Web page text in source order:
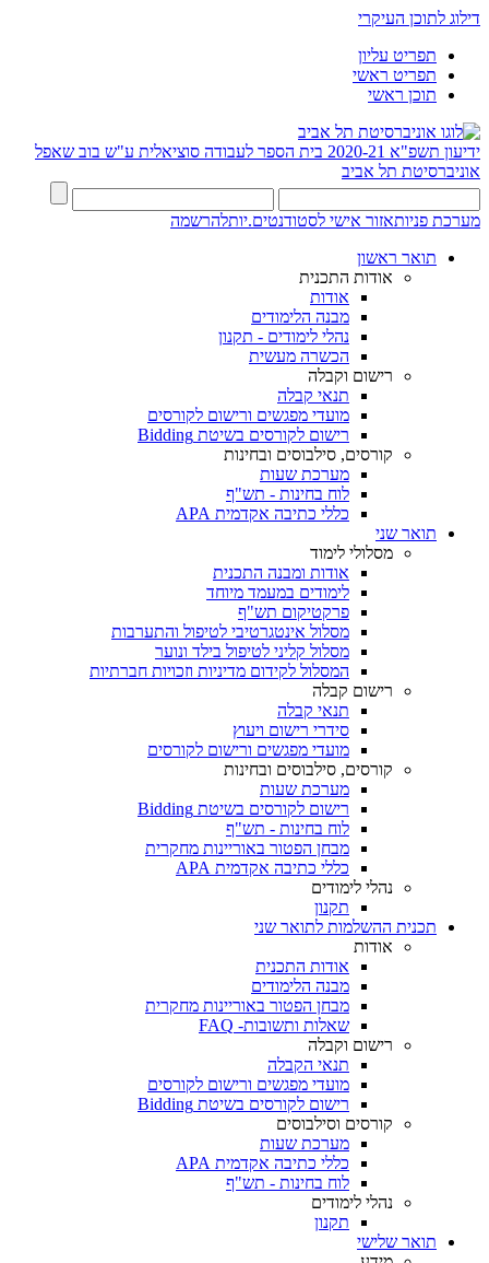
דילוג לתוכן העיקרי
תפריט עליון
תפריט ראשי
תוכן ראשי
ידיעון תשפ"א 2020-21
בית הספר לעבודה סוציאלית ע"ש בוב שאפל
אוניברסיטת תל אביב
מערכת פניותאזור אישי לסטודנטים.יותלהרשמה
תואר ראשון
אודות התכנית
אודות
מבנה הלימודים
נהלי לימודים - תקנון
הכשרה מעשית
רישום וקבלה
תנאי קבלה
מועדי מפגשים ורישום לקורסים
רישום לקורסים בשיטת Bidding
קורסים, סילבוסים ובחינות
מערכת שעות
לוח בחינות - תש"ף
כללי כתיבה אקדמית APA
תואר שני
מסלולי לימוד
אודות ומבנה התכנית
לימודים במעמד מיוחד
פרקטיקום תש"ף
מסלול אינטגרטיבי לטיפול והתערבות
מסלול קליני לטיפול בילד ונוער
המסלול לקידום מדיניות וזכויות חברתיות
רישום קבלה
תנאי קבלה
סידרי רישום ויעוץ
מועדי מפגשים ורישום לקורסים
קורסים, סילבוסים ובחינות
מערכת שעות
רישום לקורסים בשיטת Bidding
לוח בחינות - תש"ף
מבחן הפטור באוריינות מחקרית
כללי כתיבה אקדמית APA
נהלי לימודים
תקנון
תכנית ההשלמות לתואר שני
אודות
אודות התכנית
מבנה הלימודים
מבחן הפטור באוריינות מחקרית
שאלות ותשובות- FAQ
רישום וקבלה
תנאי הקבלה
מועדי מפגשים ורישום לקורסים
רישום לקורסים בשיטת Bidding
קורסים וסילבוסים
מערכת שעות
כללי כתיבה אקדמית APA
לוח בחינות - תש"ף
נהלי לימודים
תקנון
תואר שלישי